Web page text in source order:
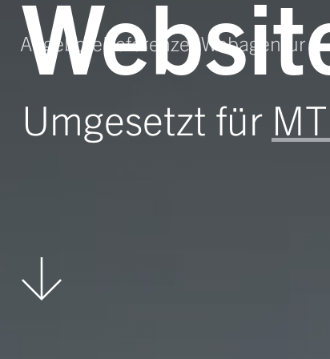
AngeboteReferenzenWebagentur
Umgesetzt für
Nach unten scrollen